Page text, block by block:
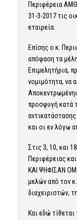
Περιφέρεια
31-3-2017 τις
εταιρεία.
Επίσης ο κ.
απόφαση τα
Επιμελητήρια,
νομιμότητα, να
προσφυγή κατά
και οι εν λόγω
Στις 3, 10, και
Περιφέρειας
ΚΑΙ ΨΗΦΙΣΑΝ
μελών από τον
διαχειριστών,
Και εδώ